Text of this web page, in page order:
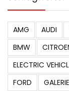
AMG AUDI
BMW
ELECTRIC
FORD